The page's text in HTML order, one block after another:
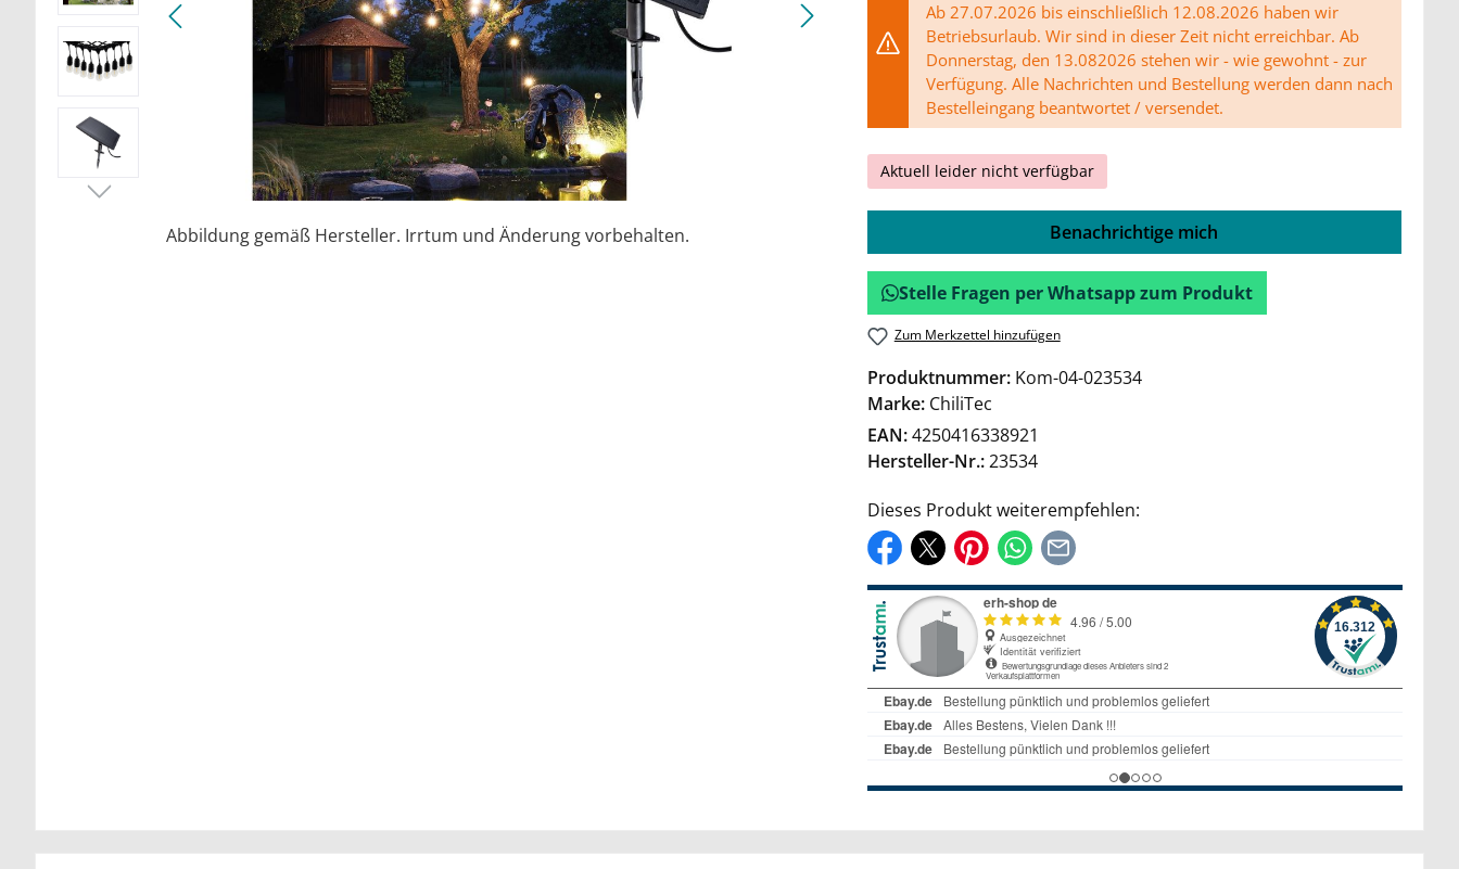
Abbildung gemäß Hersteller. Irrtum und Änderung vorbehalten.
Ab 27.07.2026 bis einschließlich 12.08.2026 haben wir
Betriebsurlaub. Wir sind in dieser Zeit nicht erreichbar. Ab
Donnerstag, den 13.082026 stehen wir - wie gewohnt - zur
Verfügung. Alle Nachrichten und Bestellung werden dann nach
Bestelleingang beantwortet / versendet.
Aktuell leider nicht verfügbar
Benachrichtige mich
Stelle Fragen per Whatsapp zum Produkt
Zum Merkzettel hinzufügen
Produktnummer: Kom-04-023534
Marke: ChiliTec
EAN:4250416338921
Hersteller-Nr.:23534
Dieses Produkt weiterempfehlen: